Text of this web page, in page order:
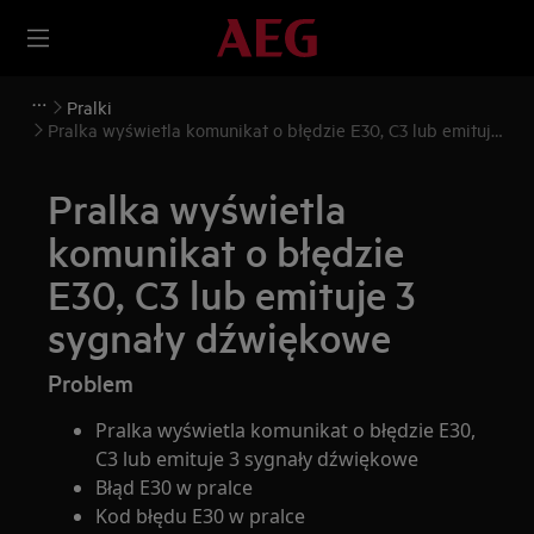
Pralki
Pralka wyświetla komunikat o błędzie E30, C3 lub emituje
Pralka wyświetla
komunikat o błędzie
E30, C3 lub emituje 3
sygnały dźwiękowe
Problem
Pralka wyświetla komunikat o błędzie E30,
C3 lub emituje 3 sygnały dźwiękowe
Błąd E30 w pralce
Kod błędu E30 w pralce